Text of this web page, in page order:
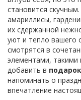
становится
амариллисы,
их сдержанной
уют и тепло вашего
смотрятся в
элементами, такими
добавить в подарок
напоминать о
впечатление